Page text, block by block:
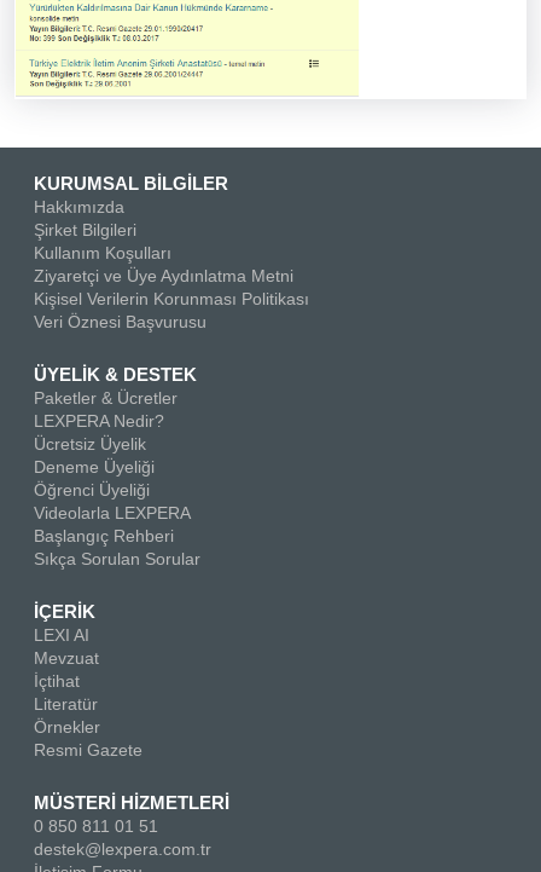
KURUMSAL BİLGİLER
Hakkımızda
Şirket Bilgileri
Kullanım Koşulları
Ziyaretçi ve Üye Aydınlatma Metni
Kişisel Verilerin Korunması Politikası
Veri Öznesi Başvurusu
ÜYELİK & DESTEK
Paketler & Ücretler
LEXPERA Nedir?
Ücretsiz Üyelik
Deneme Üyeliği
Öğrenci Üyeliği
Videolarla LEXPERA
Başlangıç Rehberi
Sıkça Sorulan Sorular
İÇERİK
LEXI AI
Mevzuat
İçtihat
Literatür
Örnekler
Resmi Gazete
MÜSTERİ HİZMETLERİ
0 850 811 01 51
destek@lexpera.com.tr